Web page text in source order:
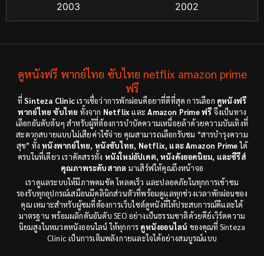
Cult Film(4)
Dance เต้น (6)
Detective สืบสวน(18)
Disaster(9)
Disney+(8)
Documentary สารคดี(12)
Documentary สารคดี(3)
Drama ดราม่า(278)
2003
2002
1998
1997
1971
1962
ดูหนังฟรี พากย์ไทย ซับไทย netflix amazon prime
ฟรี
ที่Sinteza Clinicเราเชื่อว่าการพักผ่อนคือยาที่ดีที่สุด การเลือก ดูหนังฟรี
พากย์ไทย ซับไทย ทั้งจาก NetflixและAmazon Prime ฟรี จึงเป็นทาง
เลือกอันดับต้นๆ สำหรับผู้ที่ต้องการบำบัดความเหนื่อยล้าด้วยความบันเทิงที่
สะดวกสบายแบบไม่เสียค่าใช้จ่าย คุณสามารถเลือกรับชม “สารบำรุงความ
สุข” ทั้งหนังพากย์ไทย, หนังซับไทย, Netflix, และ Amazon Primeได้
ครบในที่เดียว เราคัดสรรทั้ง หนังใหม่อัปเดต, หนังดังยอดนิยม, และซีรีส์
คุณภาพระดับสากล มาเสิร์ฟให้คุณถึงหน้าจอ
เราดูแลระบบให้มีภาพคมชัด โหลดเร็ว และปลอดภัยในทุกการเข้าชม
รองรับทุกอุปกรณ์เสมือนมีคลินิกส่วนตัวที่พร้อมดูแลทุกช่วงเวลาพักผ่อนของ
คุณ เหมาะสำหรับผู้ชมที่ต้องการเว็บไซต์ดูหนังที่ให้ประสบการณ์ดีและได้
มาตรฐาน พร้อมผลักดันอันดับ SEO อย่างเป็นธรรมชาติด้วยคีย์เวิร์ดความ
นิยมสูงในหมวดหนังออนไลน์ ให้ทุกการ ดูหนังออนไลน์ ของคุณที่ Sinteza
Clinic เป็นการเติมพลังกายและใจได้อย่างสมบูรณ์แบบ